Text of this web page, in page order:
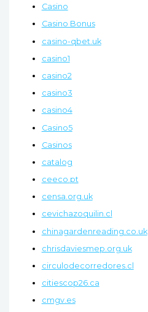
Casino
Casino Bonus
casino-qbet.uk
casino1
casino2
casino3
casino4
Casino5
Casinos
catalog
ceeco.pt
censa.org.uk
cevichazoquilin.cl
chinagardenreading.co.uk
chrisdaviesmep.org.uk
circulodecorredores.cl
citiescop26.ca
cmgv.es